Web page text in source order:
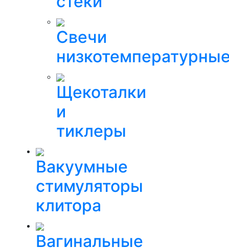
Свечи
Щекоталки
и
тиклеры
Вакуумные
стимуляторы
клитора
Вагинальные